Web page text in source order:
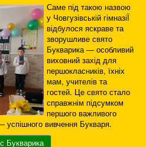
Саме під такою назвою
у Човгузівській гімназіЇ
відбулося яскраве та
зворушливе свято
Букварика — особливий
виховний захід для
першокласників, їхніх
мам, учителів та
гостей. Це свято стало
справжнім підсумком
першого важливого
успішного вивчення Букваря.
Букварика